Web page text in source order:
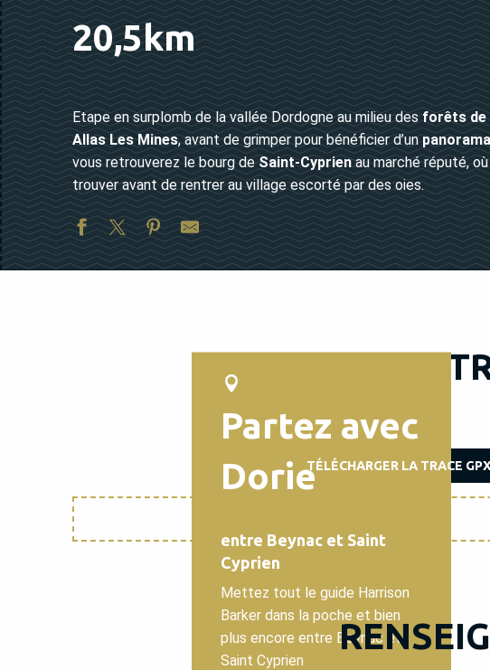
20,5km
Etape en surplomb de la vallée Dordogne au milieu desforêts de
Allas Les Mines, avant de grimper pour bénéficier d’un
vous retrouverez le bourg deSaint-Cyprienau marché réputé,
trouver avant de rentrer au village escorté par des oies.
TÉLÉCHARGER LA TRACE
Partez avec
Dorie
entre Beynac et Saint
Cyprien
Mettez tout le guide Harrison
Barker dans la poche et bien
plus encore entre Beynac et
Saint Cyprien